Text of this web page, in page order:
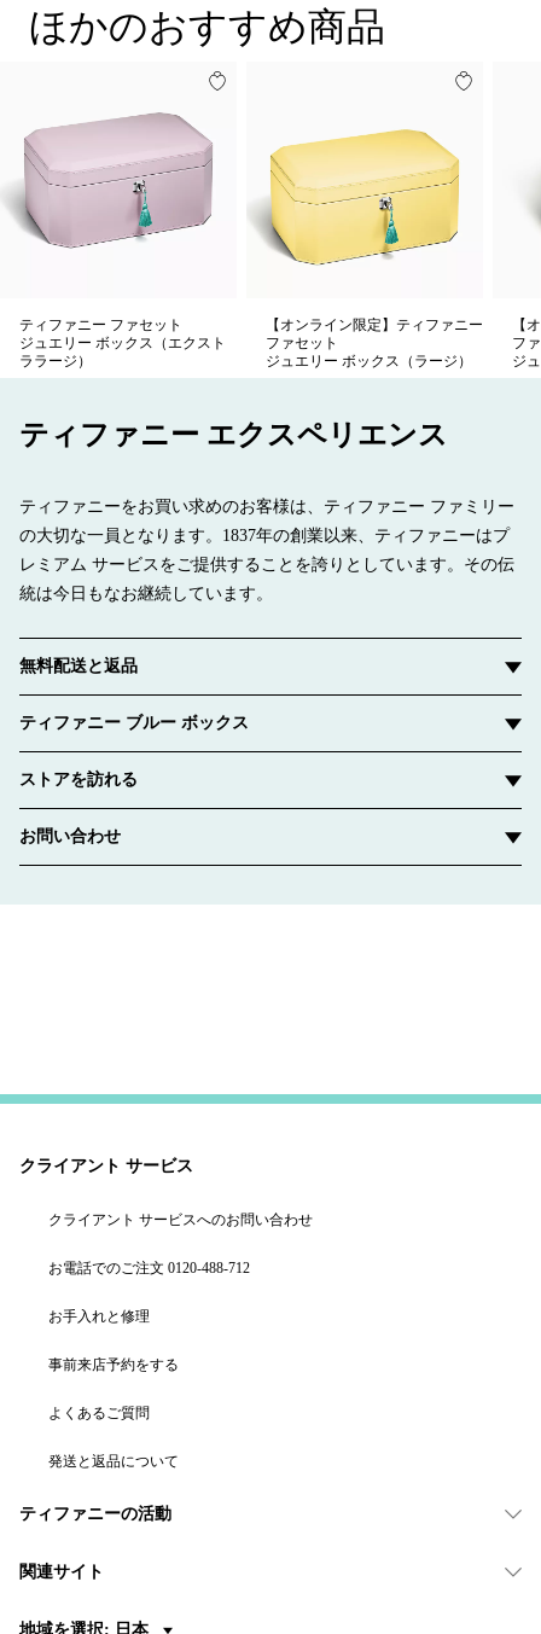
ほかのおすすめ商品
ティファニー ファセット
ジュエリー ボックス（エクスト
ララージ）
【オンライン限定】ティファニー
ファセット
ジュエリー ボックス（ラージ）
【
フ
ジ
ティファニー エクスペリエンス
ティファニーをお買い求めのお客様は、ティファニー ファミリー
の大切な一員となります。1837年の創業以来、ティファニーはプ
レミアム サービスをご提供することを誇りとしています。その伝
統は今日もなお継続しています。
無料配送と返品
ティファニー ブルー ボックス
ストアを訪れる
お問い合わせ
クライアント サービス
クライアント サービスへのお問い合わせ
お電話でのご注文 0120-488-712
お手入れと修理
事前来店予約をする
よくあるご質問
発送と返品について
ティファニーの活動
関連サイト
地域を選択: 日本